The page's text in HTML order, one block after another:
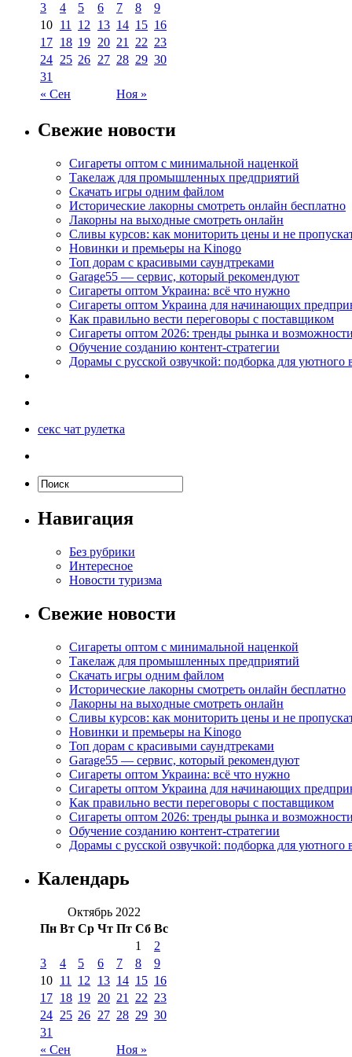
« Сен Ноя »
3
4 5 6 7 8
9
10 11 12 13 14 15 16
17 18 19 20 21 22 23
24 25 26 27 28 29 30
31
Свежие новости
Сигареты оптом с минимальной наценкой
Такелаж для промышленных предприятий
Скачать игры одним файлом
Исторические лакорны смотреть онлайн бесплатно
Лакорны на выходные смотреть онлайн
Сливы курсов: как мониторить цены и не
Новинки и премьеры на Kinogo
Топ дорам с красивыми саундтреками
Garage55 — сервис, который рекомендуют
Сигареты оптом Украина: всё что нужно
Сигареты оптом Украина для начинающих
Как правильно вести переговоры с поставщиком
Сигареты оптом 2026: тренды рынка и возможности
Обучение созданию контент-стратегии
Дорамы с русской озвучкой: подборка для уютного
секс чат рулетка
Навигация
Без рубрики
Интересное
Новости туризма
Свежие новости
Сигареты оптом с минимальной наценкой
Такелаж для промышленных предприятий
Скачать игры одним файлом
Исторические лакорны смотреть онлайн бесплатно
Лакорны на выходные смотреть онлайн
Сливы курсов: как мониторить цены и не
Новинки и премьеры на Kinogo
Топ дорам с красивыми саундтреками
Garage55 — сервис, который рекомендуют
Сигареты оптом Украина: всё что нужно
Сигареты оптом Украина для начинающих
Как правильно вести переговоры с поставщиком
Сигареты оптом 2026: тренды рынка и возможности
Обучение созданию контент-стратегии
Дорамы с русской озвучкой: подборка для уютного
Календарь
Октябрь 2022
Пн Вт Ср Чт Пт Сб Вс
« Сен Ноя »
1
2
3
4 5 6 7 8
9
10 11 12 13 14 15 16
17 18 19 20 21 22 23
24 25 26 27 28 29 30
31